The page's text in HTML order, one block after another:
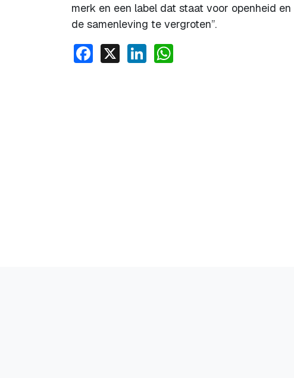
merk en een label dat staat voor openheid
de samenleving te vergroten”.
Facebook
X LinkedIn